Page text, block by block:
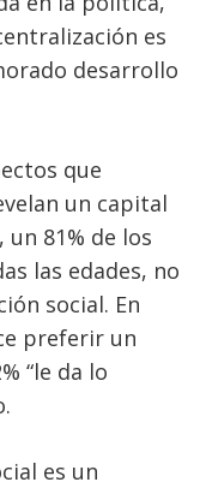
es
desarrollo
que
un capital
81% de los
las edades, no
social. En
preferir un
“le da lo
es un